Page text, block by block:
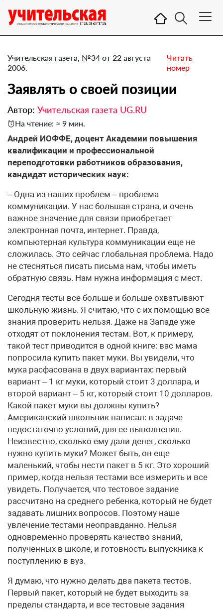
Учительская газета, №34 от 22 августа
2006.
Читать
номер
Заявлять о своей позиции
Автор: Учительская газета UG.RU
На чтение: ≈ 9 мин.
Андрей ИОФФЕ, доцент Академии повышения
квалификации и профессиональной
переподготовки работников образования,
кандидат исторических наук:
– Одна из наших проблем – проблема
коммуникации. У нас большая страна, и очень
важное значение для связи приобретает
электронная почта, интернет. Правда,
компьютерная культура коммуникации еще не
сложилась. Это сейчас глобальная проблема. Надо
не стесняться писать письма нам, чтобы иметь
обратную связь. Нам нужна информация с мест.
Сегодня тесты все больше и больше охватывают
школьную жизнь. Я считаю, что с их помощью все
знания проверить нельзя. Даже на Западе уже
отходят от поклонения тестам. Вот, к примеру,
такой тест приводится в одной книге: вас мама
попросила купить пакет муки. Вы увидели, что
мука расфасована в двух вариантах: первый
вариант – 1 кг муки, который стоит 3 доллара, и
второй вариант – 5 кг, который стоит 10 долларов.
Какой пакет муки вы должны купить?
Американский школьник написал: в задаче
недостаточно условий, для ее выполнения.
Неизвестно, сколько ему дали денег, сколько
нужно купить муки? Может быть, он еще
маленький, чтобы нести пакет в 5 кг. Это хороший
пример, когда нельзя тестами все измерить и все
увидеть. Получается, что тестовое задание
рассчитано на среднего ребенка, который не будет
задавать лишних вопросов. Поэтому наше
увлечение тестами неоправданно. Нельзя
одновременно проверять качество знаний,
полученных в школе, и готовность выпускника к
поступлению в вуз.
Я думаю, что нужно делать два пакета тестов.
Первый пакет, который не будет выходить за
пределы стандарта, и все тестовые задания